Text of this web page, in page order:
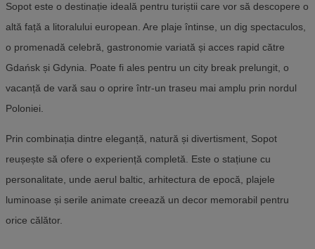
Sopot este o destinație ideală pentru turiștii care vor să descopere o
altă față a litoralului european. Are plaje întinse, un dig spectaculos,
o promenadă celebră, gastronomie variată și acces rapid către
Gdańsk și Gdynia. Poate fi ales pentru un city break prelungit, o
vacanță de vară sau o oprire într-un traseu mai amplu prin nordul
Poloniei.
Prin combinația dintre eleganță, natură și divertisment, Sopot
reușește să ofere o experiență completă. Este o stațiune cu
personalitate, unde aerul baltic, arhitectura de epocă, plajele
luminoase și serile animate creează un decor memorabil pentru
orice călător.